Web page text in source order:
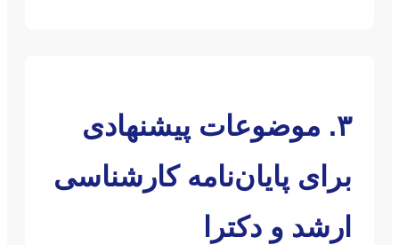
۳. موضوعات پیشنهادی
برای پایان‌نامه کارشناسی
ارشد و دکترا